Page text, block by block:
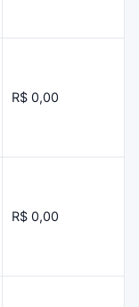
R$ 0,00
R$ 0,00